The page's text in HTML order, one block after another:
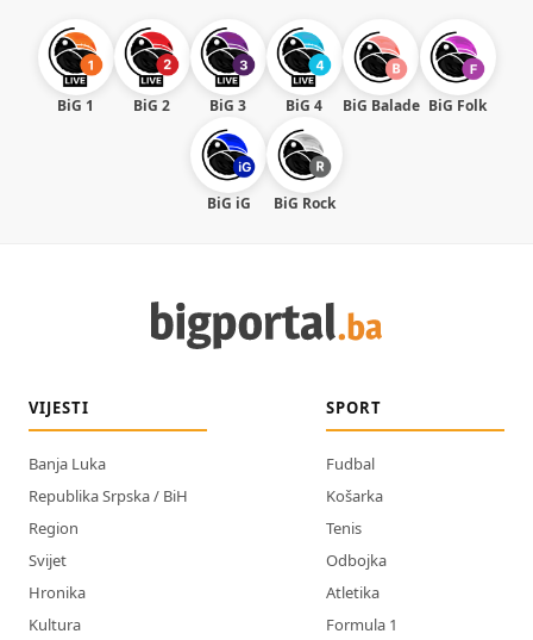
BiG 1 BiG 2 BiG 3 BiG 4 BiG Balade BiG Folk
BiG iG BiG Rock
VIJESTI
Banja Luka
Republika Srpska / BiH
Region
Svijet
Hronika
Kultura
SPORT
Fudbal
Košarka
Tenis
Odbojka
Atletika
Formula 1